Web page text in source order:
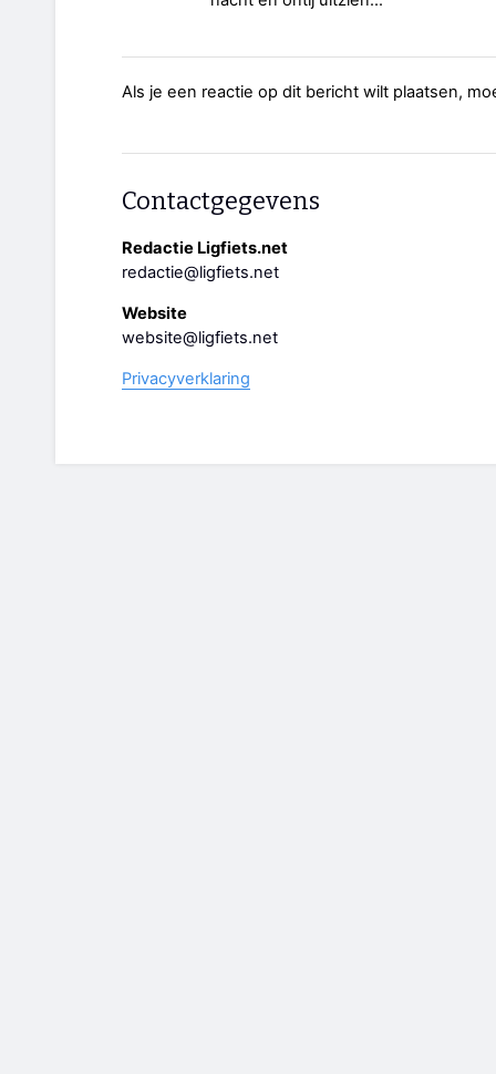
Als je een reactie op dit bericht wilt plaatsen,
Contactgegevens
Redactie Ligfiets.net
redactie@ligfiets.net
Website
website@ligfiets.net
Privacyverklaring